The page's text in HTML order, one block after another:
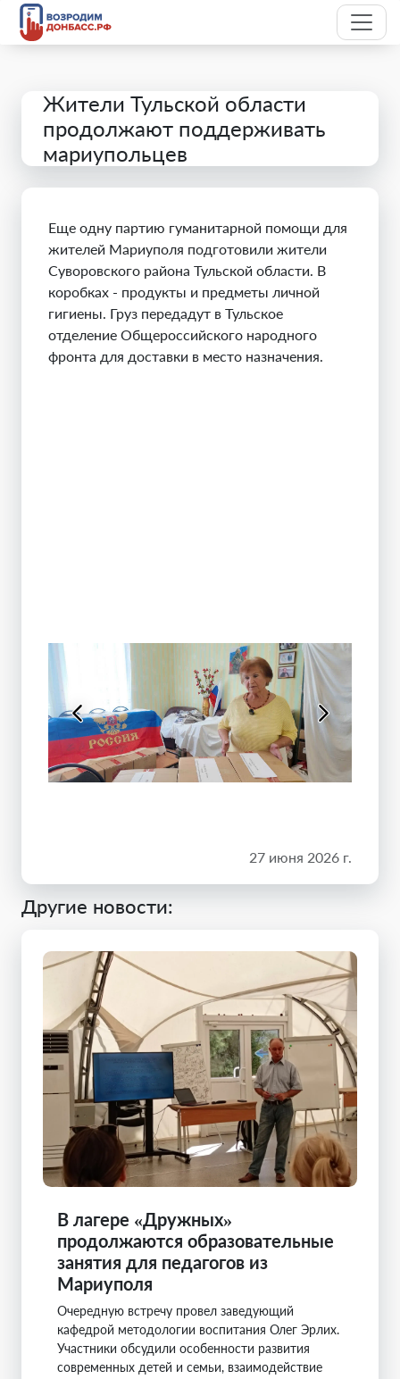
Жители Тульской области
продолжают поддерживать
мариупольцев
Еще одну партию гуманитарной помощи для
жителей Мариуполя подготовили жители
Суворовского района Тульской области. В
коробках - продукты и предметы личной
гигиены. Груз передадут в Тульское
отделение Общероссийского народного
фронта для доставки в место назначения.
27 июня 2026 г.
Другие новости:
В лагере «Дружных»
продолжаются образовательные
занятия для педагогов из
Мариуполя
Очередную встречу провел заведующий
кафедрой методологии воспитания Олег Эрлих.
Участники обсудили особенности развития
современных детей и семьи, взаимодействие